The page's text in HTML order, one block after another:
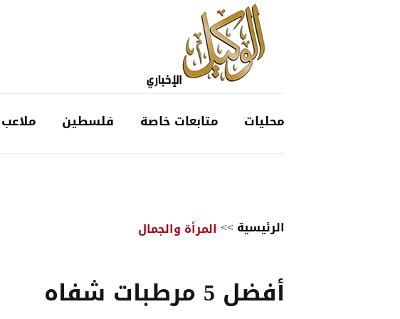
محليات متابعات خاصة فلسطين ملاعب
الرئيسية>> المرأة والجمال
أفضل 5 مرطبات شفاه